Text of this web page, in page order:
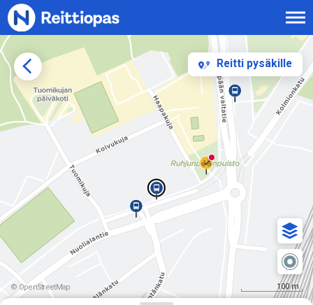
Siirry sisältöön
Reitti pysäkille
© OpenStreetMap 100 m